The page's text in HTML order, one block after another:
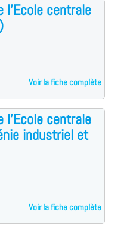
l'Ecole centrale
Voir la fiche complète
l'Ecole centrale
industriel et
Voir la fiche complète